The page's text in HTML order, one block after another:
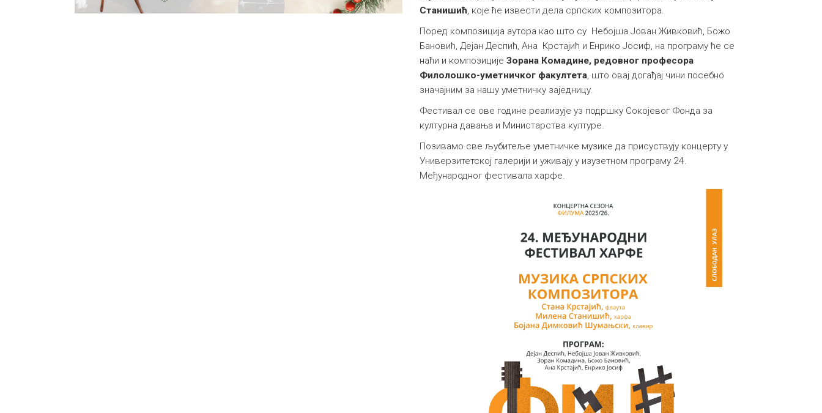
Станишић, које ће извести дела српских композитора.
Поред композиција аутора као што су Небојша Јован Живковић, Божо
Бановић, Дејан Деспић, Ана Крстајић и Енрико Јосиф, на програму ће се
наћи и композицијеЗорана Комадине, редовног професора
Филолошко-уметничког факултета, што овај догађај чини посебно
значајним за нашу уметничку заједницу.
Фестивал се ове године реализује уз подршку Сокојевог Фонда за
културна давања и Министарства културе.
Позивамо све љубитеље уметничке музике да присуствују концерту у
Универзитетској галерији и уживају у изузетном програму 24.
Међународног фестивала харфе.